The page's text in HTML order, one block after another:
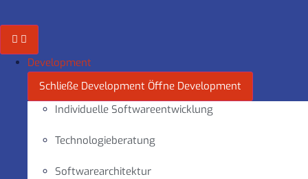
Inhalt
springen
Development
Schließe Development Öffne Development
Individuelle Softwareentwicklung
Technologieberatung
Softwarearchitektur